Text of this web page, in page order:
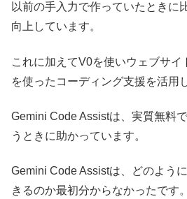
以前の手入力で作っていたときに
向上しています。
これに加えてV0を使いウェブサイ
を使ったコーディング支援を活用
Gemini Code Assistは、実質無料
うときに助かっています。
Gemini Code Assistは、どのよう
きるのか最初分からなかったです。